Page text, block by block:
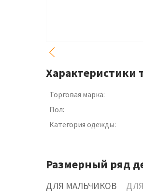
Характеристики
Торговая марка:
Пол:
Категория одежды:
Размерный ряд
ДЛЯ МАЛЬЧИКОВ